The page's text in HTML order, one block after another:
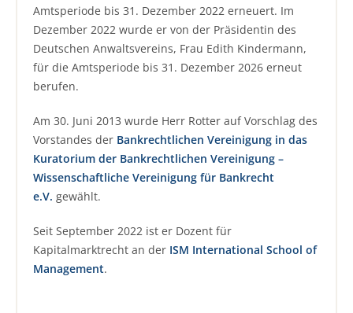
Amtsperiode bis 31. Dezember 2022 erneuert. Im
Dezember 2022 wurde er von der Präsidentin des
Deutschen Anwaltsvereins, Frau Edith Kindermann,
für die Amtsperiode bis 31. Dezember 2026 erneut
berufen.
Am 30. Juni 2013 wurde Herr Rotter auf Vorschlag des
Vorstandes der Bankrechtlichen Vereinigung in das
Kuratorium der Bankrechtlichen Vereinigung –
Wissenschaftliche Vereinigung für Bankrecht
e.V. gewählt.
Seit September 2022 ist er Dozent für
Kapitalmarktrecht an der ISM International School of
Management.